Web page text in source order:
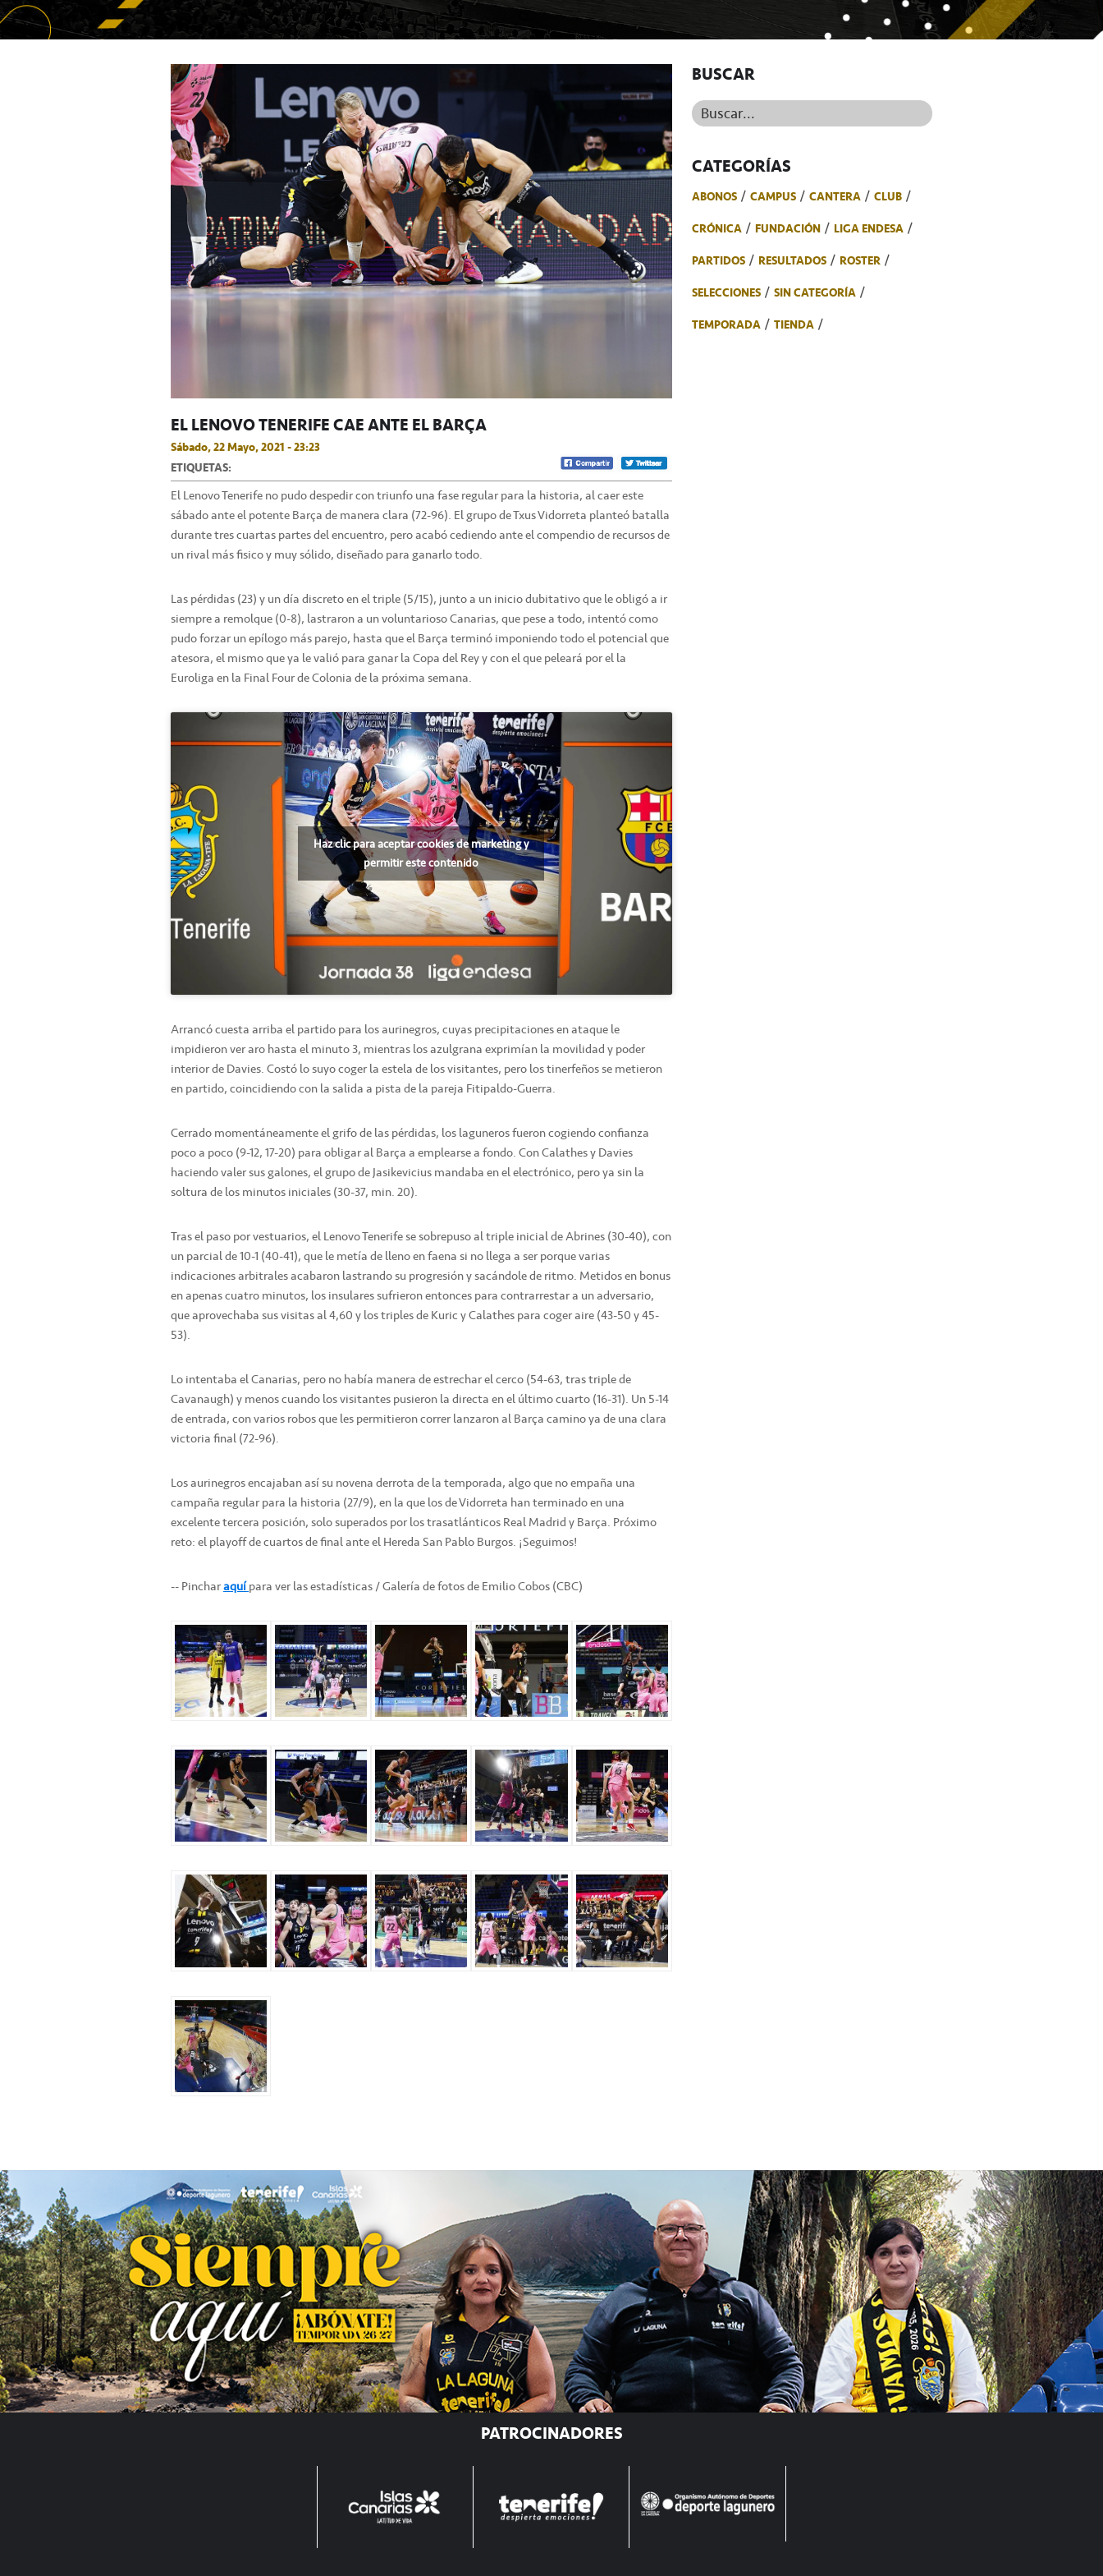
EL LENOVO TENERIFE CAE ANTE EL BARÇA
Sábado, 22 Mayo, 2021 - 23:23
ETIQUETAS:
El Lenovo Tenerife no pudo despedir con triunfo una fase regular para la historia, al caer este
sábado ante el potente Barça de manera clara (72-96). El grupo de Txus Vidorreta planteó batalla
durante tres cuartas partes del encuentro, pero acabó cediendo ante el compendio de recursos de
un rival más fisico y muy sólido, diseñado para ganarlo todo.
Las pérdidas (23) y un día discreto en el triple (5/15), junto a un inicio dubitativo que le obligó a ir
siempre a remolque (0-8), lastraron a un voluntarioso Canarias, que pese a todo, intentó como
pudo forzar un epílogo más parejo, hasta que el Barça terminó imponiendo todo el potencial que
atesora, el mismo que ya le valió para ganar la Copa del Rey y con el que peleará por el la
Euroliga en la Final Four de Colonia de la próxima semana.
Haz clic para aceptar cookies de marketing y
permitir este contenido
Arrancó cuesta arriba el partido para los aurinegros, cuyas precipitaciones en ataque le
impidieron ver aro hasta el minuto 3, mientras los azulgrana exprimían la movilidad y poder
interior de Davies. Costó lo suyo coger la estela de los visitantes, pero los tinerfeños se metieron
en partido, coincidiendo con la salida a pista de la pareja Fitipaldo-Guerra.
Cerrado momentáneamente el grifo de las pérdidas, los laguneros fueron cogiendo confianza
poco a poco (9-12, 17-20) para obligar al Barça a emplearse a fondo. Con Calathes y Davies
haciendo valer sus galones, el grupo de Jasikevicius mandaba en el electrónico, pero ya sin la
soltura de los minutos iniciales (30-37, min. 20).
Tras el paso por vestuarios, el Lenovo Tenerife se sobrepuso al triple inicial de Abrines (30-40), con
un parcial de 10-1 (40-41), que le metía de lleno en faena si no llega a ser porque varias
indicaciones arbitrales acabaron lastrando su progresión y sacándole de ritmo. Metidos en bonus
en apenas cuatro minutos, los insulares sufrieron entonces para contrarrestar a un adversario,
que aprovechaba sus visitas al 4,60 y los triples de Kuric y Calathes para coger aire (43-50 y 45-
53).
Lo intentaba el Canarias, pero no había manera de estrechar el cerco (54-63, tras triple de
Cavanaugh) y menos cuando los visitantes pusieron la directa en el último cuarto (16-31). Un 5-14
de entrada, con varios robos que les permitieron correr lanzaron al Barça camino ya de una clara
victoria final (72-96).
Los aurinegros encajaban así su novena derrota de la temporada, algo que no empaña una
campaña regular para la historia (27/9), en la que los de Vidorreta han terminado en una
excelente tercera posición, solo superados por los trasatlánticos Real Madrid y Barça. Próximo
reto: el playoff de cuartos de final ante el Hereda San Pablo Burgos. ¡Seguimos!
-- Pincharaquípara ver las estadísticas / Galería de fotos de Emilio Cobos (CBC)
BUSCAR
Buscar...
CATEGORÍAS
ABONOS CAMPUS CANTERA
CLUB
CRÓNICA
FUNDACIÓN
LIGA ENDESA
PARTIDOS
RESULTADOS
ROSTER
SELECCIONES
SIN CATEGORÍA
TEMPORADA
TIENDA
PATROCINADORES